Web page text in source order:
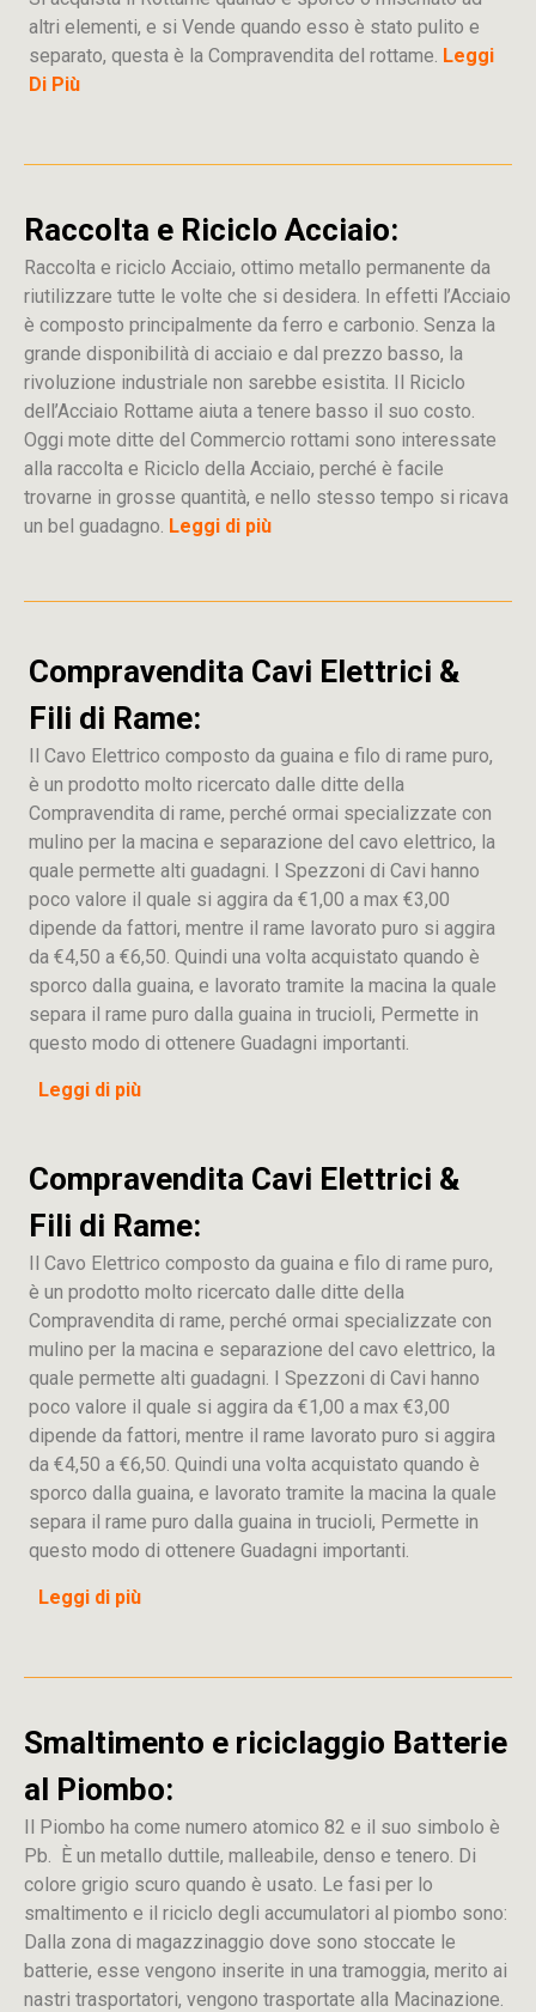
altri elementi, e si Vende quando esso è stato pulito e
separato, questa è la Compravendita del rottame. Leggi
Di Più
Raccolta e Riciclo Acciaio:
Raccolta e riciclo Acciaio, ottimo metallo permanente da
riutilizzare tutte le volte che si desidera. In effetti l’Acciaio
è composto principalmente da ferro e carbonio. Senza la
grande disponibilità di acciaio e dal prezzo basso, la
rivoluzione industriale non sarebbe esistita. Il Riciclo
dell’Acciaio Rottame aiuta a tenere basso il suo costo.
Oggi mote ditte del Commercio rottami sono interessate
alla raccolta e Riciclo della Acciaio, perché è facile
trovarne in grosse quantità, e nello stesso tempo si ricava
un bel guadagno. Leggi di più
Compravendita Cavi Elettrici &
Fili di Rame:
Il Cavo Elettrico composto da guaina e filo di rame puro,
è un prodotto molto ricercato dalle ditte della
Compravendita di rame, perché ormai specializzate con
mulino per la macina e separazione del cavo elettrico, la
quale permette alti guadagni. I Spezzoni di Cavi hanno
poco valore il quale si aggira da €1,00 a max €3,00
dipende da fattori, mentre il rame lavorato puro si aggira
da €4,50 a €6,50. Quindi una volta acquistato quando è
sporco dalla guaina, e lavorato tramite la macina la quale
separa il rame puro dalla guaina in trucioli, Permette in
questo modo di ottenere Guadagni importanti.
Leggi di più
Compravendita Cavi Elettrici &
Fili di Rame:
Il Cavo Elettrico composto da guaina e filo di rame puro,
è un prodotto molto ricercato dalle ditte della
Compravendita di rame, perché ormai specializzate con
mulino per la macina e separazione del cavo elettrico, la
quale permette alti guadagni. I Spezzoni di Cavi hanno
poco valore il quale si aggira da €1,00 a max €3,00
dipende da fattori, mentre il rame lavorato puro si aggira
da €4,50 a €6,50. Quindi una volta acquistato quando è
sporco dalla guaina, e lavorato tramite la macina la quale
separa il rame puro dalla guaina in trucioli, Permette in
questo modo di ottenere Guadagni importanti.
Leggi di più
Smaltimento e riciclaggio Batterie
al Piombo:
Il Piombo ha come numero atomico 82 e il suo simbolo è
Pb. È un metallo duttile, malleabile, denso e tenero. Di
colore grigio scuro quando è usato. Le fasi per lo
smaltimento e il riciclo degli accumulatori al piombo sono:
Dalla zona di magazzinaggio dove sono stoccate le
batterie, esse vengono inserite in una tramoggia, merito ai
nastri trasportatori, vengono trasportate alla Macinazione.